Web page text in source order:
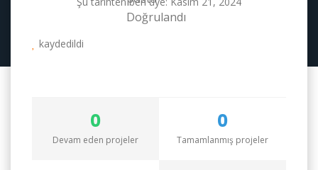
kaydedildi
0
Devam eden projeler
0
Tamamlanmış projeler